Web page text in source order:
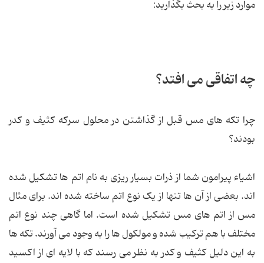
موارد زیر را به بحث بگذارید:
چه اتفاقی می افتد؟
چرا تکه های مس قبل از گذاشتن در محلول سرکه کثیف و کدر
بودند؟
اشیاء پیرامون شما از ذرات بسیار ریزی به نام اتم ها تشکیل شده
اند. بعضی از آن ها تنها از یک نوع اتم ساخته شده اند. برای مثال
مس از اتم های مس تشکیل شده است. اما گاهی چند نوع اتم
مختلف با هم ترکیب شده و مولکول ها را به وجود می آورند. تکه ها
به این دلیل کثیف و کدر به نظر می رسند که با لایه ای از اکسید